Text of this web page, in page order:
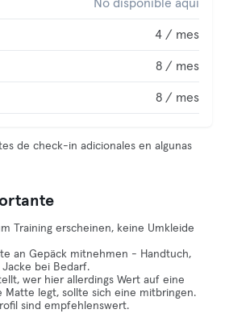
No disponible aquí
4 / mes
8 / mes
8 / mes
de check-in adicionales en algunas
Training erscheinen, keine Umkleide
an Gepäck mitnehmen - Handtuch,
Jacke bei Bedarf.
wer hier allerdings Wert auf eine
Matte legt, sollte sich eine mitbringen.
sind empfehlenswert.